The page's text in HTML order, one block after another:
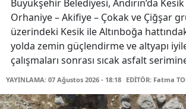
Büyükşehir Belediyesi, Andırın’da
Orhaniye – Akifiye – Çokak ve Çiğşar
üzerindeki Kesik ile Altınboğa
yolda zemin güçlendirme ve altyapı
çalışmaları sonrası sıcak asfalt
YAYINLAMA: 07 Ağustos 2026 - 18:18 EDİTÖR: Fatma